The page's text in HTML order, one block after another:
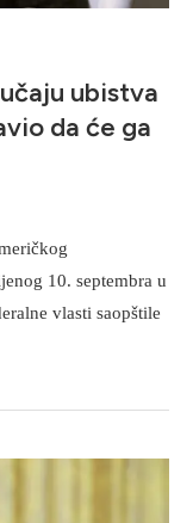
ubistva
da će ga
10. septembra u
vlasti saopštile